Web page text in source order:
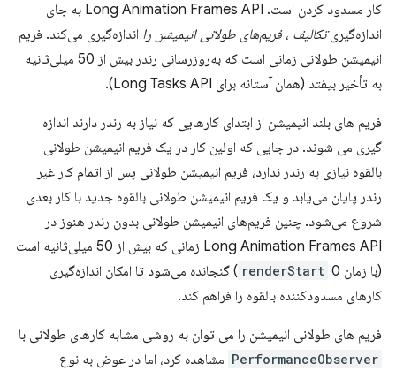
کار مسدود کردن است. Long Animation Frames API به جای
اندازه‌گیریتکالیف ،فریم‌های طولانی انیمیشن را اندازه‌گیری می‌کند. فریم
انیمیشن طولانی زمانی است که به‌روزرسانی رندر بیش از 50 میلی‌ثانیه
به تأخیر بیفتد (همان آستانه برای Long Tasks API).
فریم های بلند انیمیشن از ابتدای کارهایی که نیاز به رندر دارند اندازه
گیری می شوند. در جایی که اولین کار در یک فریم انیمیشن طولانی
بالقوه نیازی به رندر ندارد، فریم انیمیشن طولانی پس از اتمام کار غیر
رندر پایان می‌یابد و یک فریم انیمیشن طولانی بالقوه جدید با کار بعدی
شروع می‌شود. چنین فریم‌های انیمیشن طولانی بدون رندر هنوز در
Long Animation Frames API زمانی که بیش از 50 میلی‌ثانیه است
(با زمان
renderStart 0) گنجانده می‌شود تا امکان اندازه‌گیری
کارهای مسدودکننده بالقوه را فراهم کند.
فریم های طولانی انیمیشن را می توان به روشی مشابه کارهای طولانی با
PerformanceObserver مشاهده کرد، اما در عوض به نوع